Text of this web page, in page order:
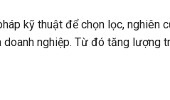
kỹ thuật để chọn lọc,
nghiệp. Từ đó tăng lượng